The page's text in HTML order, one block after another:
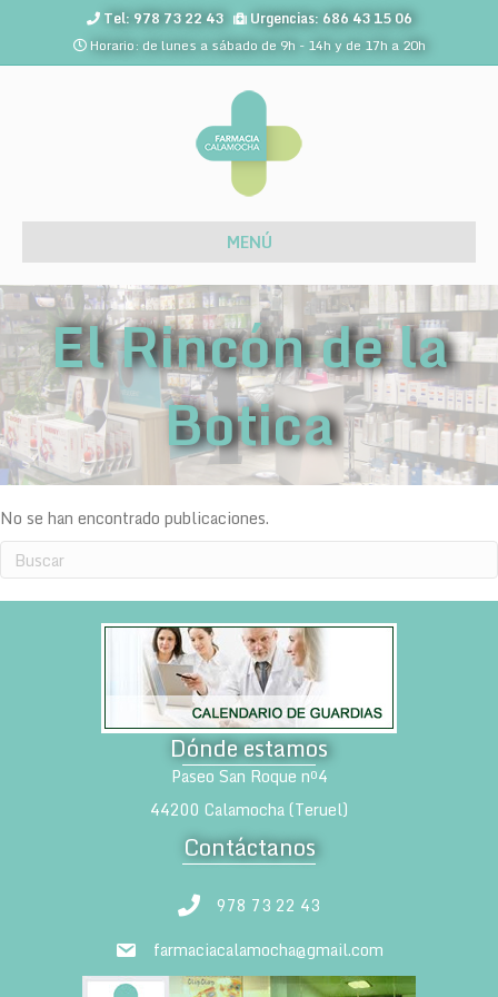
Tel: 978 73 22 43
Urgencias: 686 43 15 06
Horario: de lunes a sábado de 9h - 14h y de 17h a 20h
MENÚ
El Rincón de la
Botica
No se han encontrado publicaciones.
Dónde estamos
Paseo San Roque nº4
44200 Calamocha (Teruel)
Contáctanos
978 73 22 43
farmaciacalamocha@gmail.com